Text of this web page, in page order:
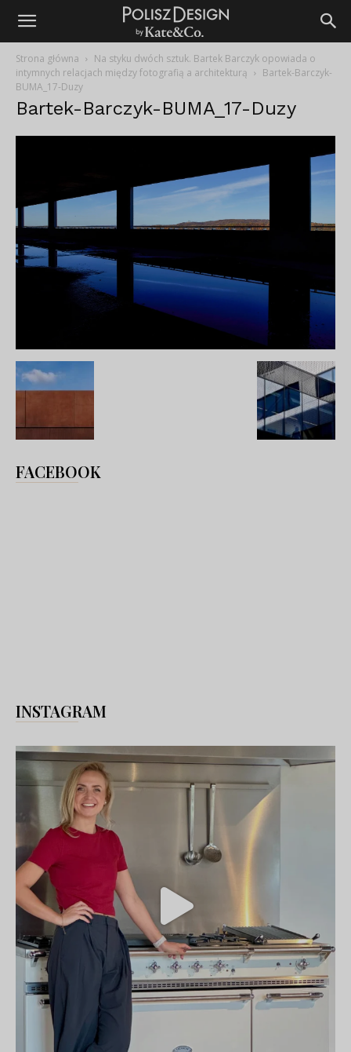
Strona główna
Na styku dwóch sztuk. Bartek Barczyk opowiada o
intymnych relacjach między fotografią a architekturą
Bartek-Barczyk-
BUMA_17-Duzy
Bartek-Barczyk-BUMA_17-Duzy
FACEBOOK
INSTAGRAM